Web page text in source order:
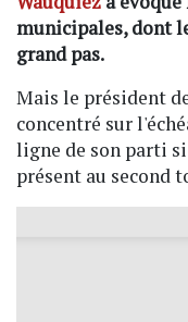
municipales, dont
grand pas.
Mais le président
concentré sur
ligne de son parti
présent au second